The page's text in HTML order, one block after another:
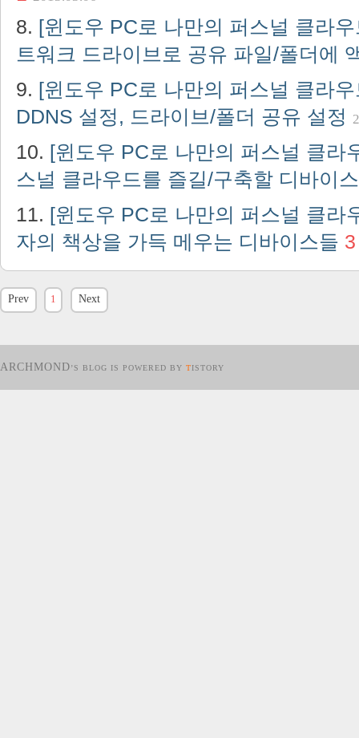
[윈도우 PC로 나만의 퍼스널 클라
트워크 드라이브로 공유 파일/폴더에
[윈도우 PC로 나만의 퍼스널 클라
DDNS 설정, 드라이브/폴더 공유 설정
[윈도우 PC로 나만의 퍼스널 클라
스널 클라우드를 즐길/구축할 디바이
[윈도우 PC로 나만의 퍼스널 클라
자의 책상을 가득 메우는 디바이스들 3
Prev 1 Next
ARCHMOND’S BLOG IS POWERED BY TISTORY